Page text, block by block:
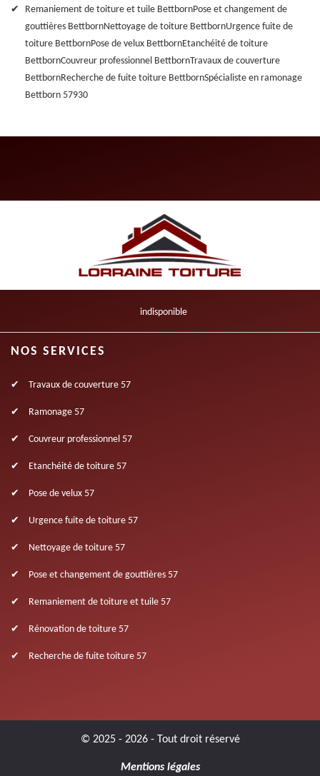
Remaniement de toiture et tuile BettbornPose et changement de
gouttières BettbornNettoyage de toiture BettbornUrgence fuite de
toiture BettbornPose de velux BettbornEtanchéité de toiture
BettbornCouvreur professionnel BettbornTravaux de couverture
BettbornRecherche de fuite toiture BettbornSpécialiste en ramonage
Bettborn 57930
indisponible
NOS SERVICES
Travaux de couverture 57
Ramonage 57
Couvreur professionnel 57
Etanchéité de toiture 57
Pose de velux 57
Urgence fuite de toiture 57
Nettoyage de toiture 57
Pose et changement de gouttières 57
Remaniement de toiture et tuile 57
Rénovation de toiture 57
Recherche de fuite toiture 57
© 2025 - 2026 - Tout droit réservé
Mentions légales